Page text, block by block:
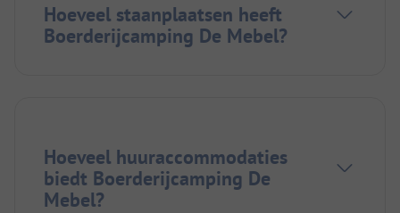
Hoeveel staanplaatsen heeft
Boerderijcamping De Mebel?
Hoeveel huuraccommodaties
biedt Boerderijcamping De
Mebel?